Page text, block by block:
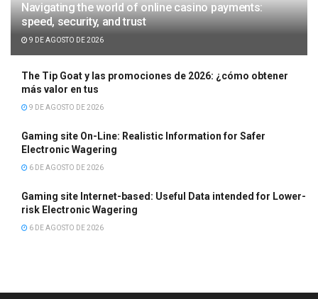
Navigating the world of online casino payments:
speed, security, and trust
9 DE AGOSTO DE 2026
The Tip Goat y las promociones de 2026: ¿cómo obtener
más valor en tus
9 DE AGOSTO DE 2026
Gaming site On-Line: Realistic Information for Safer
Electronic Wagering
6 DE AGOSTO DE 2026
Gaming site Internet-based: Useful Data intended for Lower-
risk Electronic Wagering
6 DE AGOSTO DE 2026